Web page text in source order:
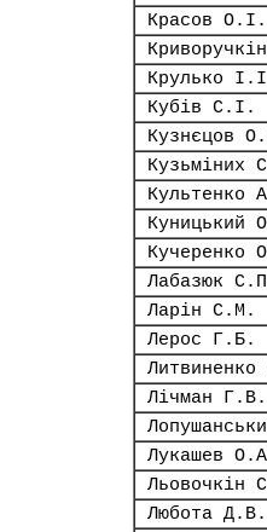
Красов О.І.
Крулько
Кубів С.І.
Кузнєцов
Кузьміних
Культенко
Куницький
Кучеренко
Лабазюк
Ларін С.М.
Лерос Г.Б.
Лічман Г.В.
Лукашев
Льовочкін
Любота Д.В.